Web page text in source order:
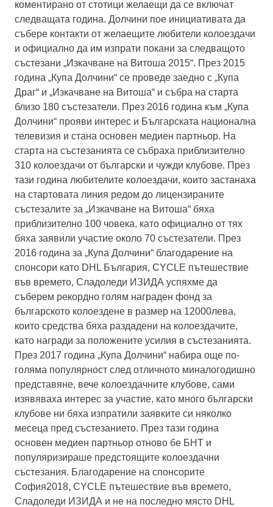
коментирано от стотици желаещи да се включат
следващата година. Долчини пое инициативата да
събере контакти от желаещите любители колоездачи
и официално да им изпрати покани за следващото
състезани „Изкачване на Витоша 2015“. През 2015
година „Купа Долчини“ се проведе заедно с „Купа
Драг“ и „Изкачване на Витоша“ и събра на старта
близо 180 състезатели. През 2016 година към „Купа
Долчини“ прояви интерес и Българската национална
телевизия и стана основен медиен партньор. На
старта на състезанията се събраха приблизително
310 колоездачи от български и чужди клубове. През
тази година любителите колоездачи, които застанаха
на стартовата линия редом до лицензираните
състезалите за „Изкачване на Витоша“ бяха
приблизително 100 човека, като официално от тях
бяха заявили участие около 70 състезатели. През
2016 година за „Купа Долчини“ благодарение на
спонсори като DHL България, CYCLE пътешествие
във времето, Сладоледи ИЗИДА успяхме да
съберем рекордно голям награден фонд за
българското колоездене в размер на 12000лева,
които средства бяха раздадени на колоездачите,
като награди за положените усилия в състезанията.
През 2017 година „Купа Долчини“ набира още по-
голяма популярност след отличното миналогодишно
представяне, вече колоездачните клубове, сами
изявяваха интерес за участие, като много български
клубове ни бяха изпратили заявките си няколко
месеца пред състезанието. През тази година
основен медиен партньор отново бе БНТ и
популяризираше предстоящите колоездачни
състезания. Благодарение на спонсорите
София2018, CYCLE пътешествие във времето,
Сладоледи ИЗИДА и не на последно място DHL